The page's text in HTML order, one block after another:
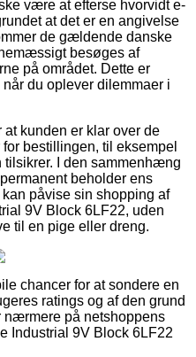
være at efterse hvorvidt e-
at det er en angivelse
de gældende danske
besøges af
på området. Dette er
du oplever dilemmaer i
at kunden er klar over de
bestillingen, til eksempel
tilsikrer. I den sammenhæng
beholder ens
påvise sin shopping af
9V Block 6LF22, uden
til en pige eller dreng.
chancer for at sondere en
ratings og af den grund
nærmere på netshoppens
Industrial 9V Block 6LF22